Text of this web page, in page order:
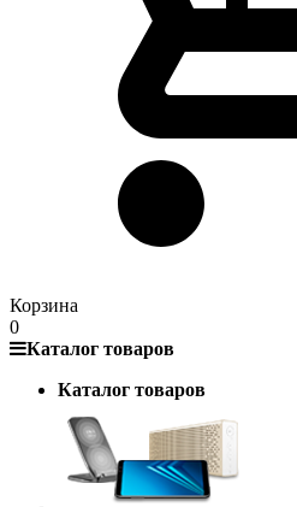
Корзина
0
Каталог товаров
Каталог товаров